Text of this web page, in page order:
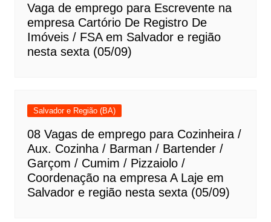
Vaga de emprego para Escrevente na
empresa Cartório De Registro De
Imóveis / FSA em Salvador e região
nesta sexta (05/09)
Salvador e Região (BA)
08 Vagas de emprego para Cozinheira /
Aux. Cozinha / Barman / Bartender /
Garçom / Cumim / Pizzaiolo /
Coordenação na empresa A Laje em
Salvador e região nesta sexta (05/09)